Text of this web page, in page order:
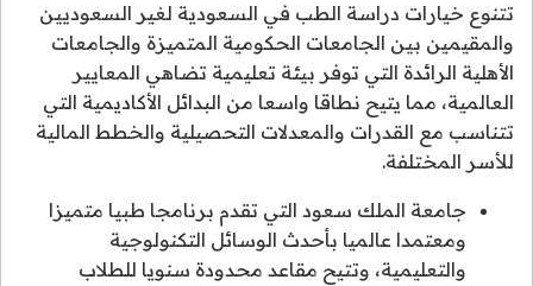
تتنوع خيارات دراسة الطب في السعودية لغير السعوديين
والمقيمين بين الجامعات الحكومية المتميزة والجامعات
الأهلية الرائدة التي توفر بيئة تعليمية تضاهي المعايير
العالمية، مما يتيح نطاقا واسعا من البدائل الأكاديمية التي
تتناسب مع القدرات والمعدلات التحصيلية والخطط المالية
للأسر المختلفة.
جامعة الملك سعود التي تقدم برنامجا طبيا متميزا
ومعتمدا عالميا بأحدث الوسائل التكنولوجية
والتعليمية، وتتيح مقاعد محدودة سنويا للطلاب